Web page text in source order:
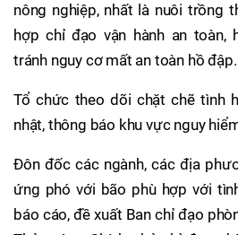
nông nghiệp, nhất là nuôi trồng
hợp chỉ đạo vận hành an toàn,
tránh nguy cơ mất an toàn hồ đập.
Tổ chức theo dõi chặt chẽ tình
nhật, thông báo khu vực nguy
Đôn đốc các ngành, các địa
ứng phó với bão phù hợp với
báo cáo, đề xuất Ban chỉ đạo